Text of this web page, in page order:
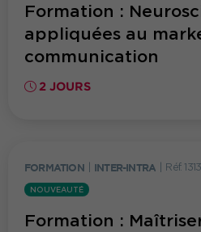
Formation :
appliquées au
communication
2 JOURS
FORMATION INTER-INTRA Réf.
NOUVEAUTÉ
Formation :